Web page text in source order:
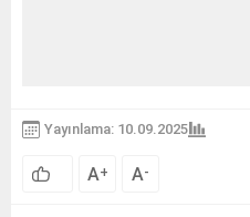
Yayınlama: 10.09.2025
A+ A-